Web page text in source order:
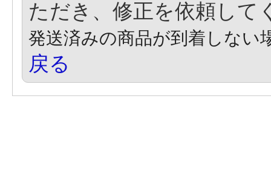
ただき、修正を依頼して
発送済みの商品が到着しない
戻る